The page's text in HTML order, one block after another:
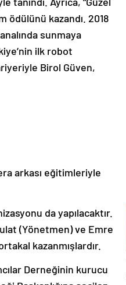
ödülünü kazandı. 2018
sunmaya
ilk robot
Birol Güven,
arkası eğitimleriyle
da yapılacaktır.
(Yönetmen) ve Emre
kazanmışlardır.
Derneğinin kurucu